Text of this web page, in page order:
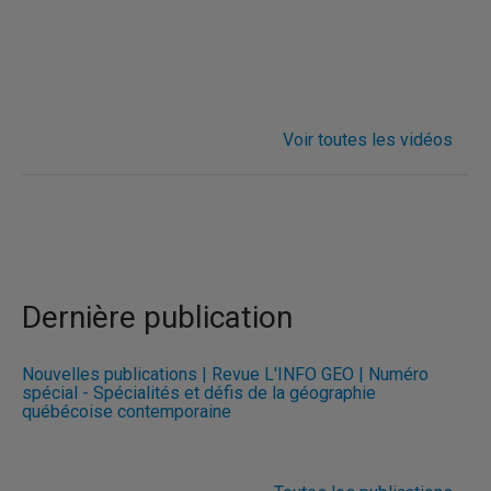
Voir toutes les vidéos
Dernière publication
Nouvelles publications | Revue L'INFO GÉO | Numéro
spécial - Spécialités et défis de la géographie
québécoise contemporaine